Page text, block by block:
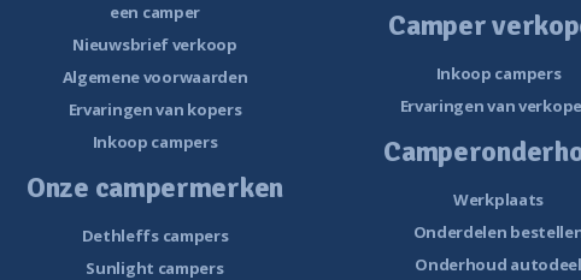
een camper
Nieuwsbrief verkoop
Algemene voorwaarden
Ervaringen van kopers
Inkoop campers
Onze campermerken
Dethleffs campers
Sunlight campers
Camper
Inkoop campers
Ervaringen van
Werkplaats
Onderdelen
Onderhoud autodeel